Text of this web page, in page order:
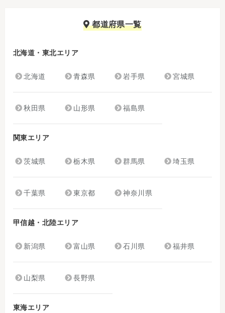
都道府県一覧
北海道・東北エリア
北海道 青森県 岩手県 宮城県
秋田県 山形県 福島県
関東エリア
茨城県 栃木県 群馬県 埼玉県
千葉県 東京都 神奈川県
甲信越・北陸エリア
新潟県 富山県 石川県 福井県
山梨県 長野県
東海エリア